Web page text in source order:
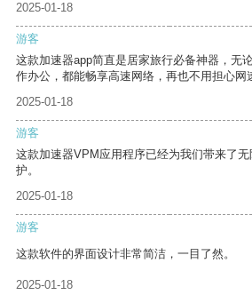
2025-01-18
游客
这款加速器app简直是居家旅行必备神器，无
作办公，都能畅享高速网络，再也不用担心网
2025-01-18
游客
这款加速器VPM应用程序已经为我们带来了
护。
2025-01-18
游客
这款软件的界面设计非常简洁，一目了然。
2025-01-18